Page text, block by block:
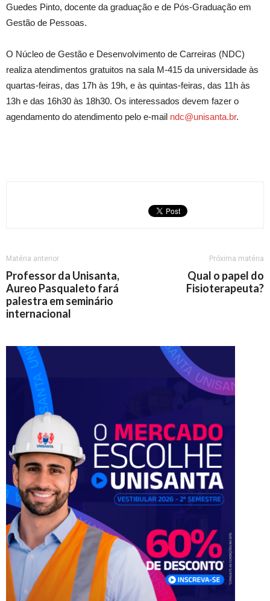
Guedes Pinto, docente da graduação e de Pós-Graduação em
Gestão de Pessoas.
O Núcleo de Gestão e Desenvolvimento de Carreiras (NDC)
realiza atendimentos gratuitos na sala M-415 da universidade às
quartas-feiras, das 17h às 19h, e às quintas-feiras, das 11h às
13h e das 16h30 às 18h30. Os interessados devem fazer o
agendamento do atendimento pelo e-mail ndc@unisanta.br.
Matéria anterior
Professor da Unisanta,
Aureo Pasqualeto fará
palestra em seminário
internacional
Próxima matéria
Qual o papel do
Fisioterapeuta?